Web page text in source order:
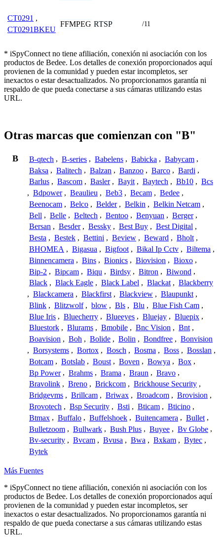
CT0291 ,
CT0291BKEU
FFMPEG RTSP /11
* iSpyConnect no tiene afiliación, conexión ni asociación con los
productos de Bedee. Los detalles de conexión proporcionados aquí
provienen de la comunidad y pueden estar incompletos, ser
inexactos o estar desactualizados. No proporcionamos garantía ni
respaldo de que pueda conectarse a sus cámaras utilizando estas
URL.
Otras marcas que comienzan con "B"
B B-qtech , B-series , Babelens , Babicka , Babycam ,
Baksa , Balitech , Balzan , Banzoo , Barco , Bardi ,
Barlus , Bascom , Basler , Bayit , Baytech , Bb10 , Bcs
, Bdpower , Beaulieu , Beb3 , Becam , Bedee ,
Beenocam , Belco , Belder , Belkin , Belkin Netcam ,
Bell , Belle , Beltech , Bentoo , Benyuan , Berger ,
Bersan , Besder , Bessky , Best Buy , Best Digital ,
Besta , Bestek , Bettini , Beview , Beward , Bholt ,
BHOMEA , Bigasua , Bigfoot , Bikal Ip Cctv , Biltema ,
Binnencamera , Bins , Bionics , Biovision , Bioxo ,
Bip-2 , Bipcam , Biqu , Birdsy , Bitron , Biwond ,
Black , Black Eagle , Black Label , Blackat , Blackberry
, Blackcamera , Blackfirst , Blackview , Blaupunkt ,
Blink , Blitzwolf , blow , Bls , Blu , Blue Fish Cam ,
Blue Iris , Bluecherry , Blueeyes , Bluejay , Bluepix ,
Bluestork , Blurams , Bmobile , Bnc Vision , Bnt ,
Boavision , Boh , Bolide , Bolin , Bondfree , Bonvision
, Borsystems , Bortox , Bosch , Bosma , Boss , Bosslan ,
Botcam , Botslab , Boust , Boven , Bowya , Box ,
Bp Power , Brahms , Brama , Braun , Bravo ,
Bravolink , Breno , Brickcom , Brickhouse Security ,
Bridgevms , Brillcam , Briwax , Broadcom , Brovision ,
Brovotech , Bsp Security , Bsti , Bticam , Bticino ,
Btmax , Buffalo , Buffelshoek , Buitencamera , Bullet ,
Bulletzoom , Bullwark , Bush Plus , Buyee , Bv Globe ,
Bv-security , Bvcam , Bvusa , Bwa , Bxkam , Bytec ,
Bytek
Más Fuentes
* iSpyConnect no tiene afiliación, conexión ni asociación con los
productos de Bedee. Los detalles de conexión proporcionados aquí
provienen de la comunidad y pueden estar incompletos, ser
inexactos o estar desactualizados. No proporcionamos garantía ni
respaldo de que pueda conectarse a sus cámaras utilizando estas
URL.